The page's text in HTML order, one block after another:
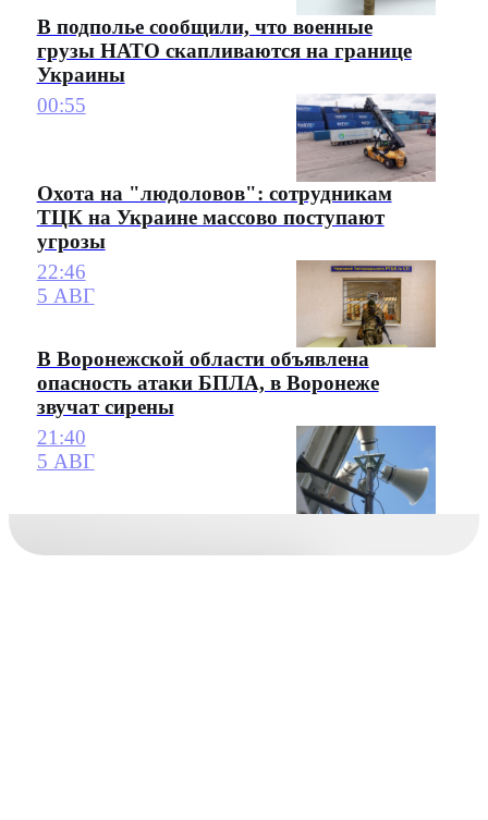
В подполье сообщили, что военные
грузы НАТО скапливаются на границе
Украины
00:55
Охота на "людоловов": сотрудникам
ТЦК на Украине массово поступают
угрозы
22:46
5 АВГ
В Воронежской области объявлена
опасность атаки БПЛА, в Воронеже
звучат сирены
21:40
5 АВГ